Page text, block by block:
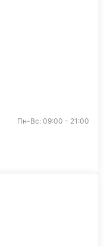
Пн-Вс: 09:00 - 21:00